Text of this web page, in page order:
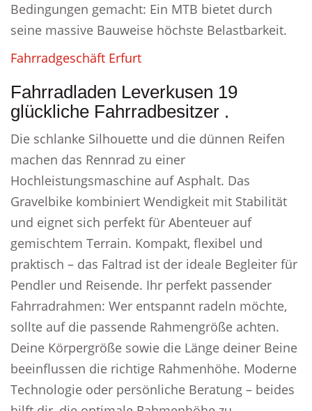
Bedingungen gemacht: Ein MTB bietet durch
seine massive Bauweise höchste Belastbarkeit.
Fahrradgeschäft Erfurt
Fahrradladen Leverkusen 19
glückliche Fahrradbesitzer .
Die schlanke Silhouette und die dünnen Reifen
machen das Rennrad zu einer
Hochleistungsmaschine auf Asphalt. Das
Gravelbike kombiniert Wendigkeit mit Stabilität
und eignet sich perfekt für Abenteuer auf
gemischtem Terrain. Kompakt, flexibel und
praktisch – das Faltrad ist der ideale Begleiter für
Pendler und Reisende. Ihr perfekt passender
Fahrradrahmen: Wer entspannt radeln möchte,
sollte auf die passende Rahmengröße achten.
Deine Körpergröße sowie die Länge deiner Beine
beeinflussen die richtige Rahmenhöhe. Moderne
Technologie oder persönliche Beratung – beides